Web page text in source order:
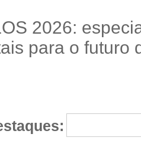
2026:
para o futuro